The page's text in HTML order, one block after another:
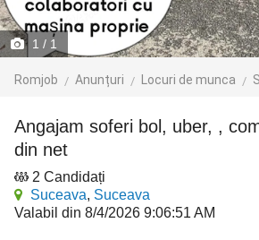
1 / 1
Romjob Anunțuri Locuri de munca
Angajam soferi bol, uber, , comision doar 8%
din net
2 Candidați
Suceava, Suceava
Valabil din 8/4/2026 9:06:51 AM